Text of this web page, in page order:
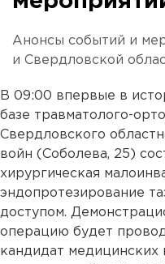
Анонсы событий и
и Свердловской
В 09:00 впервые в
базе травматолого-
Свердловского
войн (Соболева, 25)
хирургическая
эндопротезирование
доступом.
операцию будет
кандидат медицинских